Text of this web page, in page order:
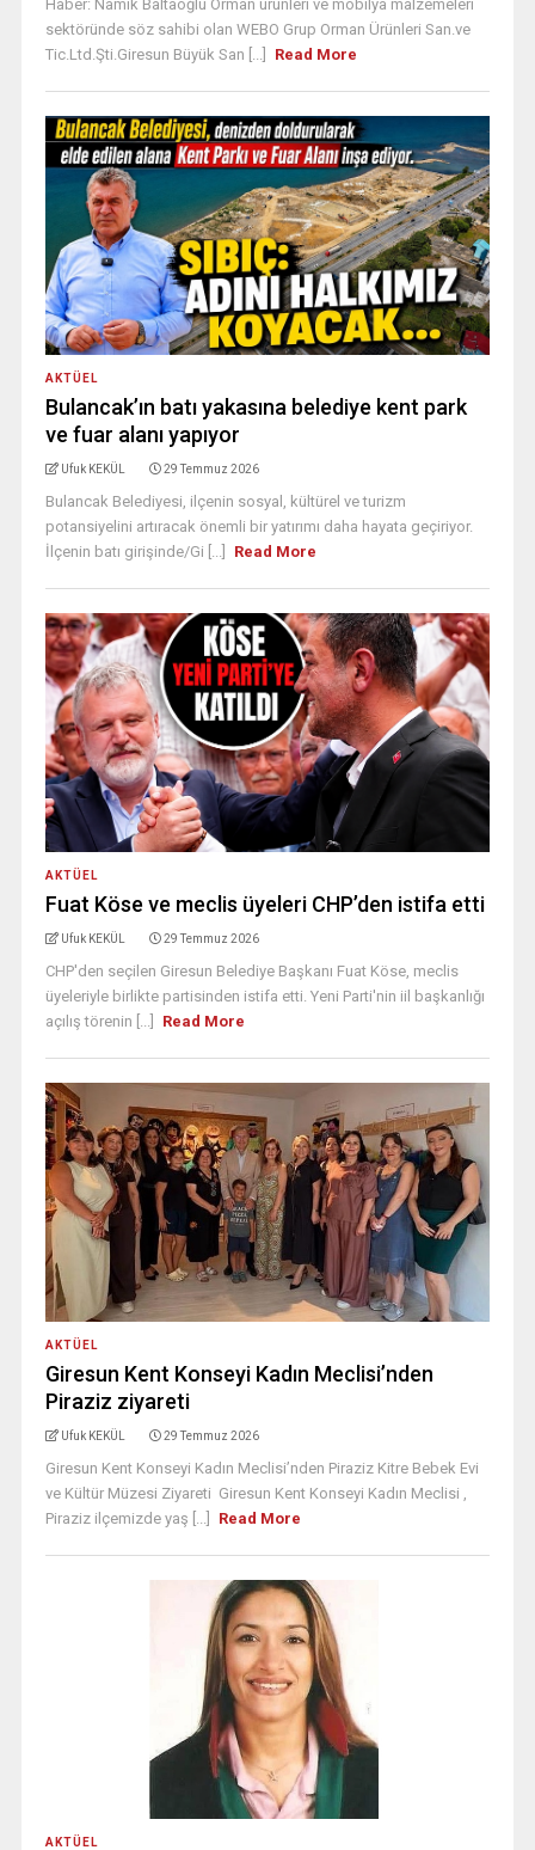
Haber: Namık Baltaoğlu Orman ürünleri ve mobilya malzemeleri
sektöründe söz sahibi olan WEBO Grup Orman Ürünleri San.ve
Tic.Ltd.Şti.Giresun Büyük San [...]
Read More
AKTÜEL
Bulancak’ın batı yakasına belediye kent park
ve fuar alanı yapıyor
Ufuk KEKÜL 29 Temmuz 2026
Bulancak Belediyesi, ilçenin sosyal, kültürel ve turizm
potansiyelini artıracak önemli bir yatırımı daha hayata geçiriyor.
İlçenin batı girişinde/Gi [...]
Read More
AKTÜEL
Fuat Köse ve meclis üyeleri CHP’den istifa etti
Ufuk KEKÜL 29 Temmuz 2026
CHP'den seçilen Giresun Belediye Başkanı Fuat Köse, meclis
üyeleriyle birlikte partisinden istifa etti. Yeni Parti'nin iil başkanlığı
açılış törenin [...]
Read More
AKTÜEL
Giresun Kent Konseyi Kadın Meclisi’nden
Piraziz ziyareti
Ufuk KEKÜL 29 Temmuz 2026
Giresun Kent Konseyi Kadın Meclisi’nden Piraziz Kitre Bebek Evi
ve Kültür Müzesi Ziyareti Giresun Kent Konseyi Kadın Meclisi ,
Piraziz ilçemizde yaş [...]
Read More
AKTÜEL